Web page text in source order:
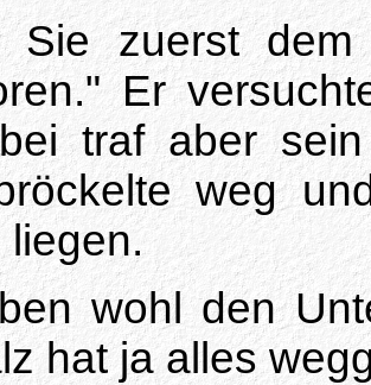
Sie zuerst
Er
traf aber
weg
wohl den
hat ja alles